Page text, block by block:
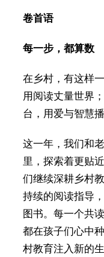
卷首语
每一步，都算数
在乡村，有这样
用阅读丈量世界
台，用爱与智慧
这一年，我们和
里，探索着更贴
们继续深耕乡村
持续的阅读指导
图书。每一个共
都在孩子们心中
村教育注入新的生